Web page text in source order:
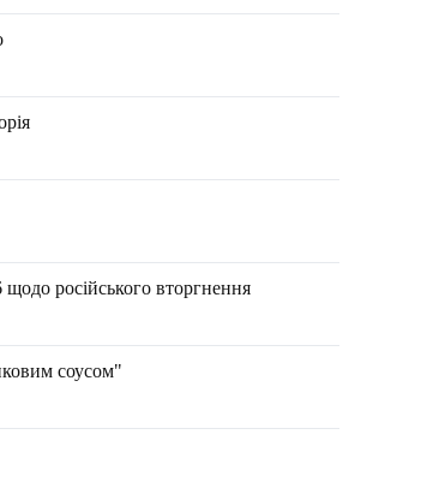
російського вторгнення
соусом"